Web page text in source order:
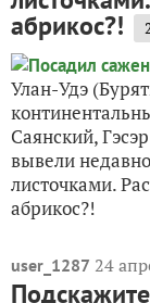
абрикос?!
Улан-Удэ
Саянский,
вывели
листочками.
абрикос?!
user_1287 24